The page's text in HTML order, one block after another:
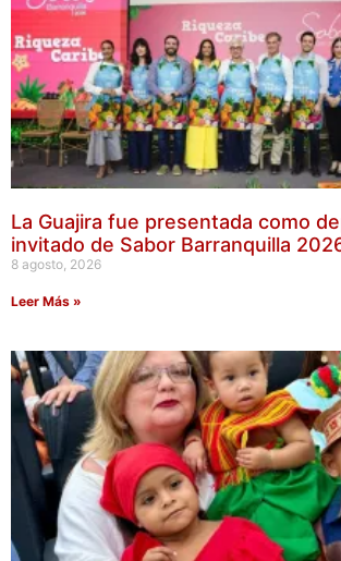
La Guajira fue presentada como
invitado de Sabor Barranquilla
8 agosto, 2026
Leer Más »